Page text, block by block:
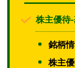
株主優待
銘柄
株主